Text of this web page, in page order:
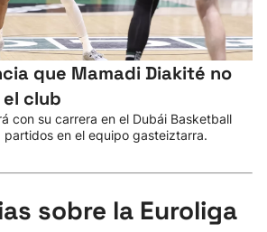
que Mamadi Diakité no
club
con su carrera en el Dubái Basketball
en el equipo gasteiztarra.
sobre la Euroliga